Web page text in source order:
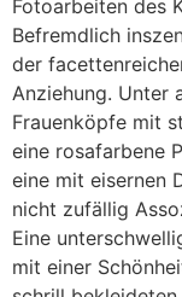
Fotoarbeiten des
Befremdlich
der
Anziehung. Unter
Frauenköpfe mit
eine rosafarbene
eine mit eisernen
nicht zufällig
Eine
mit einer